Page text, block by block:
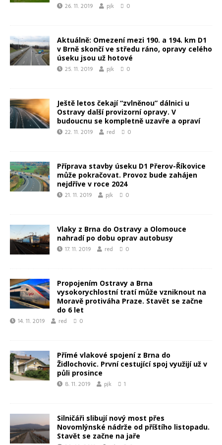
26. 11. 2019 pjk 0
Aktuálně: Omezení mezi 190. a 194. km D1
v Brně skončí ve středu ráno, opravy celého
úseku jsou už hotové
25. 11. 2019 pjk 0
Ještě letos čekají “zvlněnou” dálnici u
Ostravy další provizorní opravy. V
budoucnu se kompletně uzavře a opraví
22. 11. 2019 red 0
Příprava stavby úseku D1 Přerov-Říkovice
může pokračovat. Provoz bude zahájen
nejdříve v roce 2024
21. 11. 2019 pjk 0
Vlaky z Brna do Ostravy a Olomouce
nahradí po dobu oprav autobusy
17. 11. 2019 red 0
Propojením Ostravy a Brna
vysokorychlostní tratí může vzniknout na
Moravě protiváha Praze. Stavět se začne
do 6 let
14. 11. 2019 red 0
Přímé vlakové spojení z Brna do
Židlochovic. První cestující spoj využijí už v
půli prosince
8. 11. 2019 pjk 1
Silničáři slibují nový most přes
Novomlýnské nádrže od příštího listopadu.
Stavět se začne na jaře